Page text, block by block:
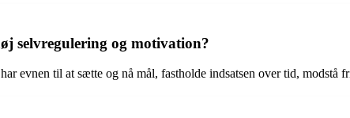
selvregulering og motivation?
evnen til at sætte og nå mål, fastholde indsatsen over tid, modstå